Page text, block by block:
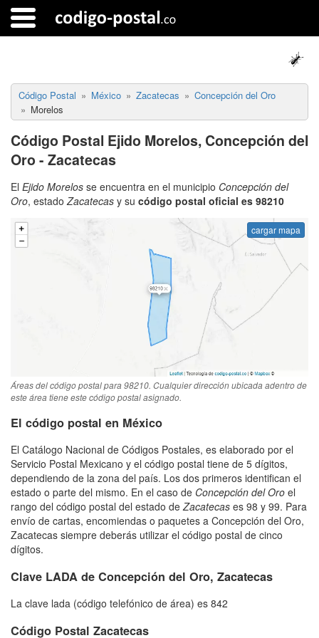
Código Postal México Zacatecas
Concepción del Oro
Morelos
Código Postal Ejido Morelos, Concepción del
Oro - Zacatecas
El Ejido Morelos se encuentra en el municipio Concepción del
Oro, estado Zacatecas y su código postal oficial es 98210
cargar mapa
Áreas del código postal para 98210. Cualquier dirección ubicada adentro de
este área tiene este código postal asignado.
El código postal en México
El Catálogo Nacional de Códigos Postales, es elaborado por el
Servicio Postal Mexicano y el código postal tiene de 5 dígitos,
dependiendo de la zona del país. Los dos primeros identifican el
estado o parte del mismo. En el caso de Concepción del Oro el
rango del código postal del estado deZacatecas es 98 y 99. Para
envío de cartas, encomiendas o paquetes a Concepción del Oro,
Zacatecas siempre deberás utilizar el código postal de cinco
dígitos.
Clave LADA de Concepción del Oro, Zacatecas
La clave lada (código telefónico de área) es 842
Código Postal Zacatecas